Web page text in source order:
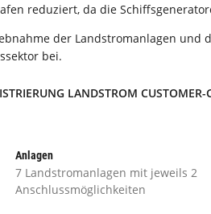
reduziert, da die
der Landstromanlagen und
bei.
LANDSTROM CUSTOMER-
Anlagen
7 Landstromanlagen mit jeweils 2
Anschlussmöglichkeiten